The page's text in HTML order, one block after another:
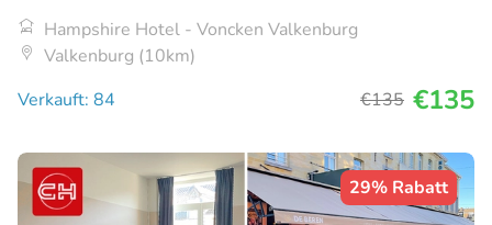
Hampshire Hotel - Voncken Valkenburg
Valkenburg (10km)
Verkauft: 84
€135 €135
29% Rabatt